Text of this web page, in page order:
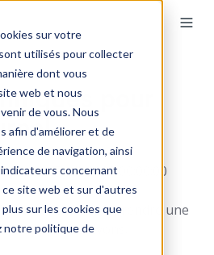
sur votre
utilisés pour collecter
dont vous
web et nous
de vous. Nous
afin d'améliorer et de
de navigation, ainsi
concernant
site web et sur d'autres
sur les cookies que
notre politique de
pour
le 7 juil. 2023 00:00:00
notre tête » et à prendre une
que nous vivons.